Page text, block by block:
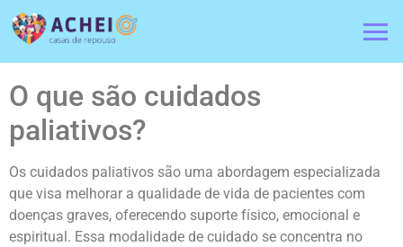
O que são cuidados
paliativos?
Os cuidados paliativos são uma abordagem especializada
que visa melhorar a qualidade de vida de pacientes com
doenças graves, oferecendo suporte físico, emocional e
espiritual. Essa modalidade de cuidado se concentra no